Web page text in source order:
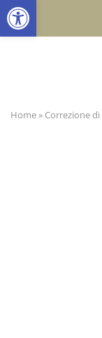
Skip
to
Home » Correzione